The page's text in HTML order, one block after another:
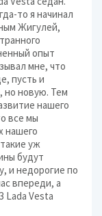
то я начинал
Жигулей,
опыт
мне, что
пусть и
но новую. Тем
нашего
все мы
нашего
уж
будут
и недорогие по
впереди, а
Lada Vesta